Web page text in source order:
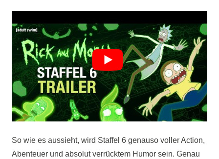
So wie es aussieht, wird Staffel 6 genauso voller Action,
Abenteuer und absolut verrücktem Humor sein. Genau